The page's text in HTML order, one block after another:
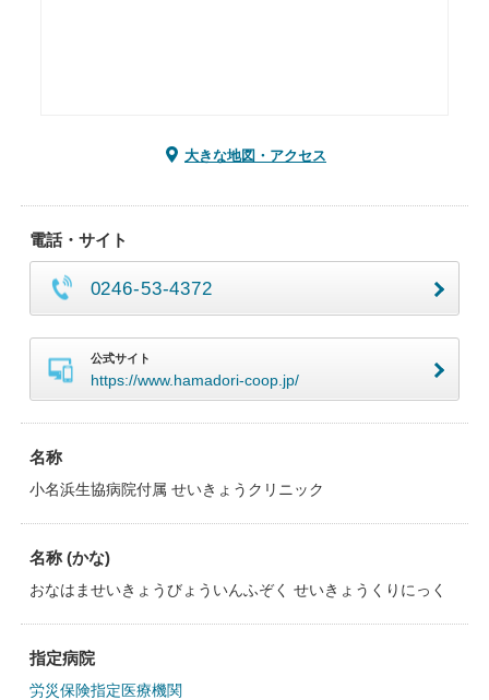
大きな地図・アクセス
電話・サイト
0246-53-4372
公式サイト
https://www.hamadori-coop.jp/
名称
小名浜生協病院付属 せいきょうクリニック
名称 (かな)
おなはませいきょうびょういんふぞく せいきょうくりにっく
指定病院
労災保険指定医療機関